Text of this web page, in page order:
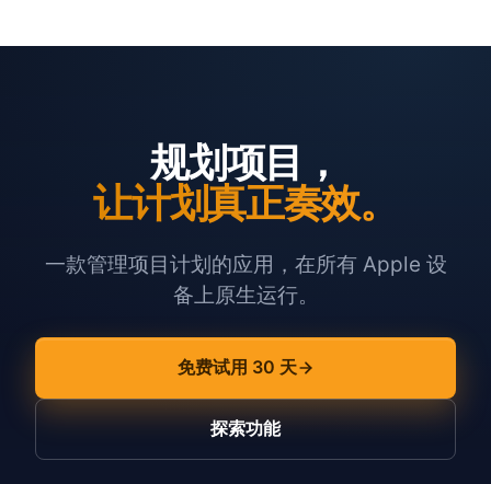
规划项目，
让计划真正奏效。
一款管理项目计划的应用，在所有 Apple 设
备上原生运行。
免费试用 30 天
探索功能